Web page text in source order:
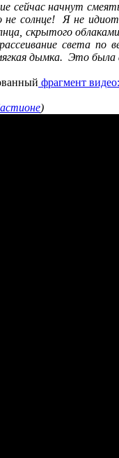
сейчас начнут
не солнце! Я не
скрытого
света по
дымка. Это была
фрагмент видео:
)